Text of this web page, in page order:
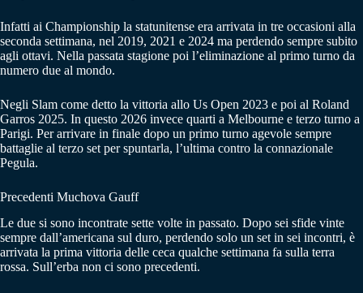
Infatti ai Championship la statunitense era arrivata in tre occasioni alla
seconda settimana, nel 2019, 2021 e 2024 ma perdendo sempre subito
agli ottavi. Nella passata stagione poi l’eliminazione al primo turno da
numero due al mondo.
Negli Slam come detto la vittoria allo Us Open 2023 e poi al Roland
Garros 2025. In questo 2026 invece quarti a Melbourne e terzo turno a
Parigi. Per arrivare in finale dopo un primo turno agevole sempre
battaglie al terzo set per spuntarla, l’ultima contro la connazionale
Pegula.
Precedenti Muchova Gauff
Le due si sono incontrate sette volte in passato. Dopo sei sfide vinte
sempre dall’americana sul duro, perdendo solo un set in sei incontri, è
arrivata la prima vittoria delle ceca qualche settimana fa sulla terra
rossa. Sull’erba non ci sono precedenti.